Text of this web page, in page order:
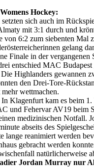
Hockey:
sich auch im
mit 3:1 durch und
von 6:2 zum siebenten Mal
gelang
Finale in der vergangenen
entschied MAC
Highlanders gewannen
den Drei-Tore-
wettmachen.
In Klagenfurt kam es beim
und Fehervar AV19 beim
medizinischen Notfall.
abseits des
lange reanimiert werden
gebracht werden
natürlicherweise
Jordan Murray nur